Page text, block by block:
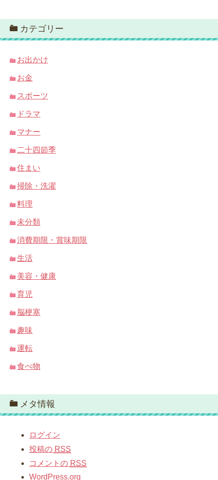
カテゴリー
お出かけ
お金
スポーツ
ドラマ
マナー
二十四節季
住まい
掃除・洗濯
料理
未分類
消費期限・賞味期限
生活
美容・健康
育児
脳梗塞
趣味
運転
食べ物
メタ情報
ログイン
投稿の RSS
コメントの RSS
WordPress.org